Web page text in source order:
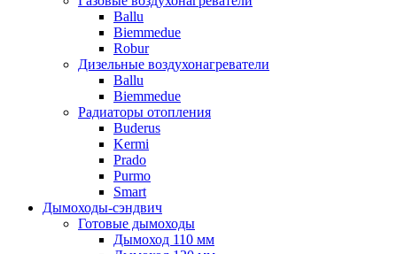
Ballu
Biemmedue
Robur
Дизельные воздухонагреватели
Ballu
Biemmedue
Радиаторы отопления
Buderus
Kermi
Prado
Purmo
Smart
Дымоходы-сэндвич
Готовые дымоходы
Дымоход 110 мм